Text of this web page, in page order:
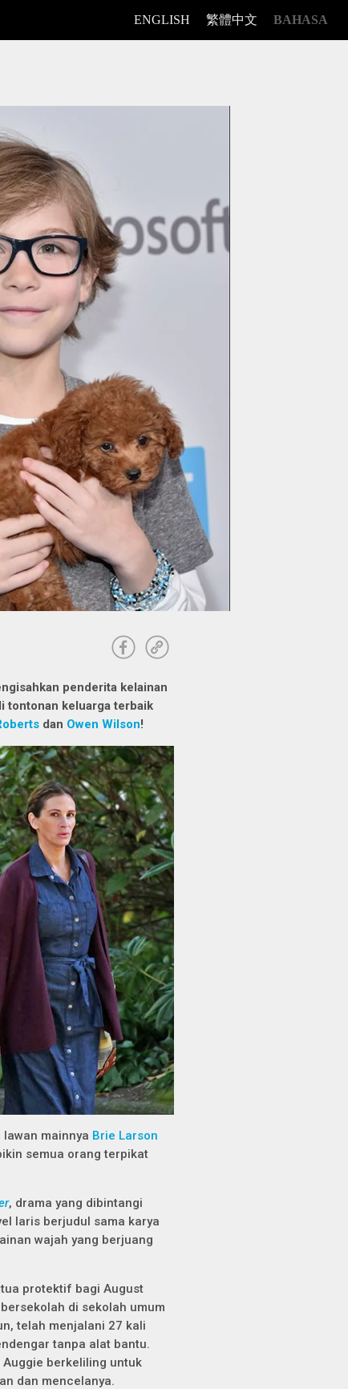
ENGLISH 繁體中文 BAHASA
penderita kelainan
tontonan keluarga terbaik
dan Owen Wilson!
mainnya Brie Larson
semua orang terpikat
, drama yang dibintangi
laris berjudul sama karya
wajah yang berjuang
protektif bagi August
di sekolah umum
telah menjalani 27 kali
tanpa alat bantu.
Auggie berkeliling untuk
dan mencelanya.